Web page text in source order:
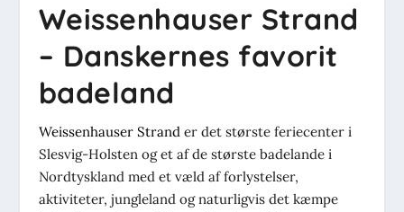
Weissenhauser Strand
– Danskernes favorit
badeland
Weissenhauser Strander det største feriecenter i
Slesvig-Holsten og et af de største badelande i
Nordtyskland med et væld af forlystelser,
aktiviteter, jungleland og naturligvis det kæmpe